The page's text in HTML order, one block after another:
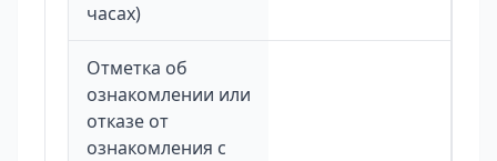
часах)
Отметка об
ознакомлении или
отказе от
ознакомления с